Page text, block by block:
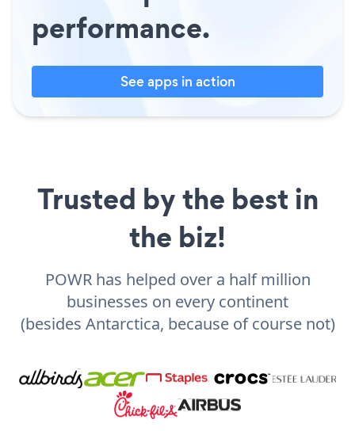
performance.
See apps in action
Trusted by the best in
the biz!
POWR has helped over a half million
businesses on every continent
(besides Antarctica, because of course not)